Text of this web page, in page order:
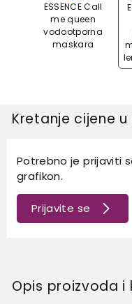
ESSENCE Call
me queen
vodootporna
maskara
Kretanje cijene
Potrebno je prijaviti
grafikon.
Prijavite se
Opis proizvoda i